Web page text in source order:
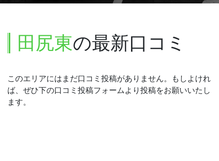
田尻東の最新口コミ
このエリアにはまだ口コミ投稿がありません。もしよけれ
ば、ぜひ下の口コミ投稿フォームより投稿をお願いいたし
ます。